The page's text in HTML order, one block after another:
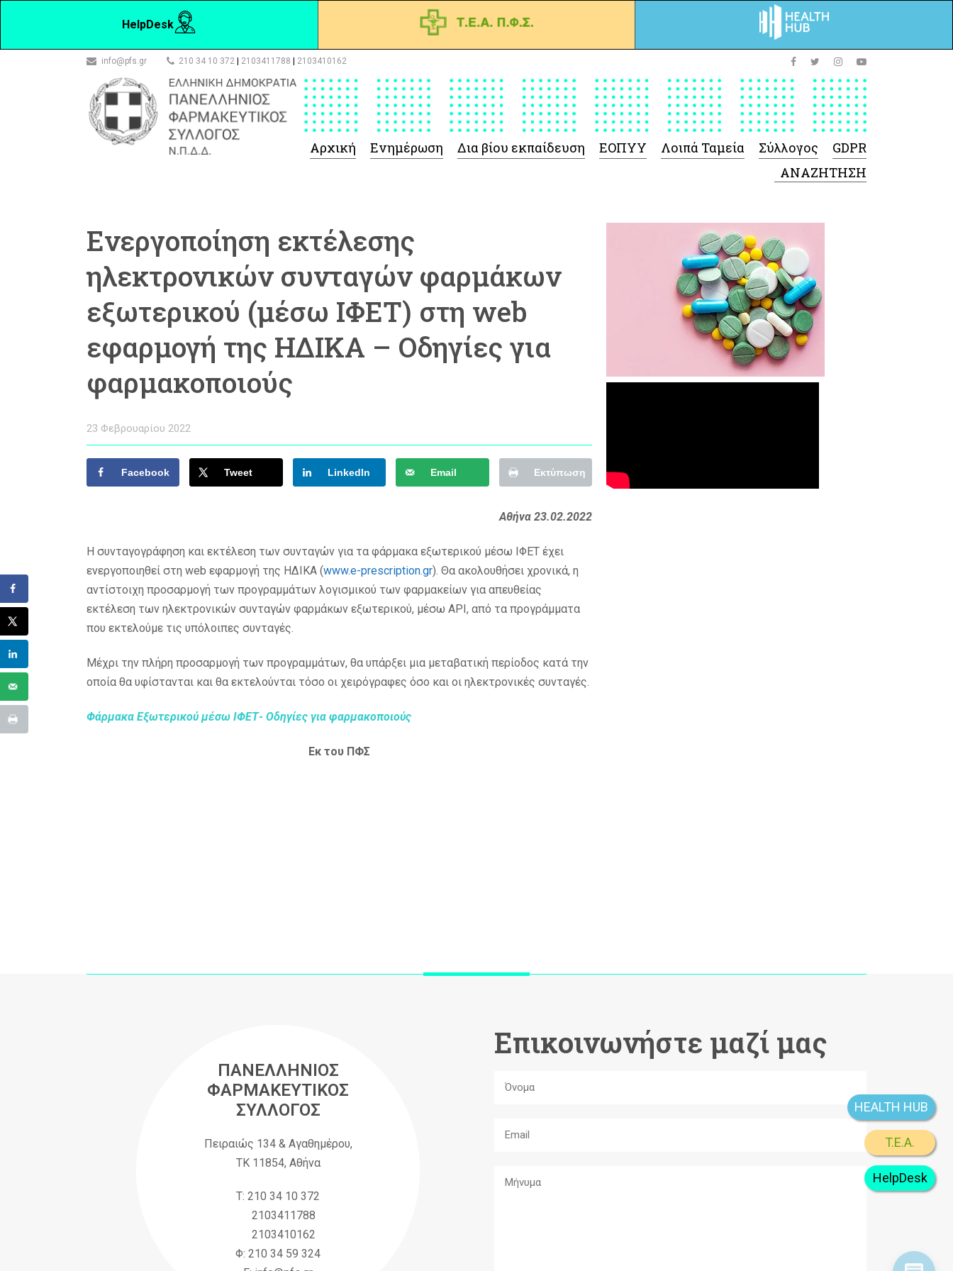
HelpDesk
info@pfs.gr 210 34 10 372 2103411788 2103410162
Αρχική Ενημέρωση Δια βίου εκπαίδευση ΕΟΠΥΥ
 Ιατροτεχνολογικών
Προϊόντων
-Γενικές πληροφορίες
Σύμβαση Ακουστικών/
Ορθοπεδικά/ Αναπνευστικές
συσκευές
-Σύμβαση Σκευασμάτων Ειδικής
Διατροφής
-Σύμβαση Υγειονομικού Υλικού
Λοιπά Ταμεία Σύλλογος GDPR
Ενεργοποίηση εκτέλεσης
ηλεκτρονικών συνταγών φαρμάκων
εξωτερικού (μέσω ΙΦΕΤ) στη web
εφαρμογή της ΗΔΙΚΑ – Οδηγίες για
φαρμακοποιούς
23 Φεβρουαρίου 2022
Facebook Tweet LinkedIn Email Εκτύπωση
Αθήνα 23.02.2022
Η συνταγογράφηση και εκτέλεση των συνταγών για τα φάρμακα εξωτερικού μέσω ΙΦΕΤ έχει
ενεργοποιηθεί στη web εφαρμογή της ΗΔΙΚΑ (www.e-prescription.gr). Θα ακολουθήσει χρονικά, η
αντίστοιχη προσαρμογή των προγραμμάτων λογισμικού των φαρμακείων για απευθείας
εκτέλεση των ηλεκτρονικών συνταγών φαρμάκων εξωτερικού, μέσω API, από τα προγράμματα
που εκτελούμε τις υπόλοιπες συνταγές.
Μέχρι την πλήρη προσαρμογή των προγραμμάτων, θα υπάρξει μια μεταβατική περίοδος κατά την
οποία θα υφίστανται και θα εκτελούνται τόσο οι χειρόγραφες όσο και οι ηλεκτρονικές συνταγές.
Φάρμακα Εξωτερικού μέσω ΙΦΕΤ- Οδηγίες για φαρμακοποιούς
Εκ του ΠΦΣ
ΠΑΝΕΛΛΗΝΙΟΣ
ΦΑΡΜΑΚΕΥΤΙΚΟΣ
ΣΥΛΛΟΓΟΣ
Πειραιώς 134 & Αγαθημέρου,
ΤΚ 11854, Αθήνα
Τ: 210 34 10 372
2103411788
2103410162
Φ: 210 34 59 324
Επικοινωνήστε μαζί μας
HelpDesk
T.E.A.
HEALTH HUB